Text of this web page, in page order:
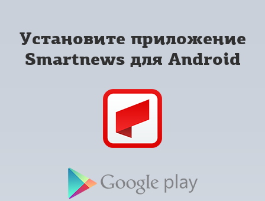
Установите приложение
Smartnews для Android